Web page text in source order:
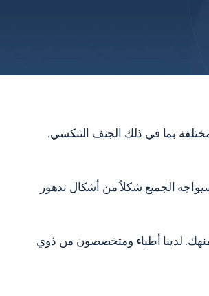
بما في ذلك الجنف التنكسي.
الجميع شكلاً من أشكال تدهور
لدينا أطباء ومتخصصون من ذوي